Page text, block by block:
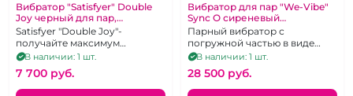
Вибратор "Satisfyer" Double
Joy черный для пар,
перезаряжаемый
Satisfyer "Double Joy"-
получайте максимум
одновременно! мощная,
стильная "подкова" для пар.
В наличии: 1 шт.
7 700 pуб.
Вибратор для пар "We-Vibe"
Sync O сиреневый
перезаряжемый
Парный вибратор с
погружной частью в виде
буквы О
В наличии: 1 шт.
28 500 pуб.